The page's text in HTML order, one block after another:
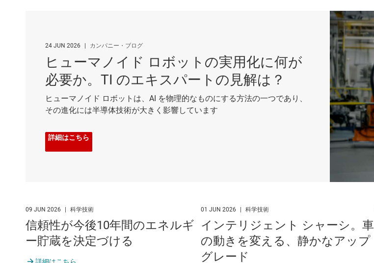
24 JUN 2026 | カンパニー・ブログ
ヒューマノイド ロボットの実用化に何が
必要か。TI のエキスパートの見解は？
ヒューマノイド ロボットは、AI を物理的なものにする方法の一つであり、
その進化には半導体技術が大きく影響しています
詳細はこちら
09 JUN 2026 科学技術
信頼性が今後10年間のエネルギ
ー貯蔵を決定づける
01 JUN 2026 科学技術
インテリジェント シャーシ。車
の動きを変える、静かなアップ
グレード